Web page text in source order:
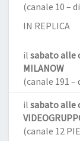
(canale 10 –
IN REPLICA
il sabato alle
MILANOW
(canale 191
il sabato alle
(canale 12